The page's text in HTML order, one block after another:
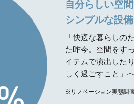
自分らしい空
シンプルな設
「快適な暮らしの
た昨今。空間をす
イテムで演出した
しく過ごすこと」
※リノベーション実態調